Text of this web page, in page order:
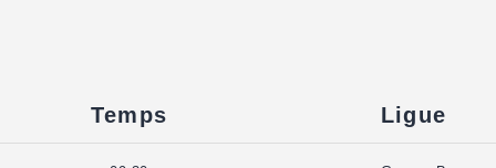
Temps Ligue